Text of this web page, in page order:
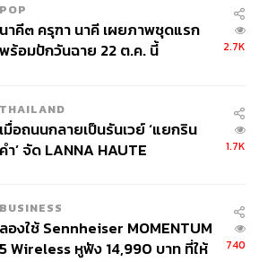
POP
นาคี๓ ครุฑา นาคี เผยภาพชุดแรก
พร้อมปักวันฉาย 22 ต.ค. นี้
2.7K
THAILAND
เมื่อถนนกลายเป็นรันเวย์ ‘แยกริน
คำ’ จัด LANNA HAUTE
1.7K
BUSINESS
ลองใช้ Sennheiser MOMENTUM
5 Wireless หูฟัง 14,990 บาท ที่ให้
740